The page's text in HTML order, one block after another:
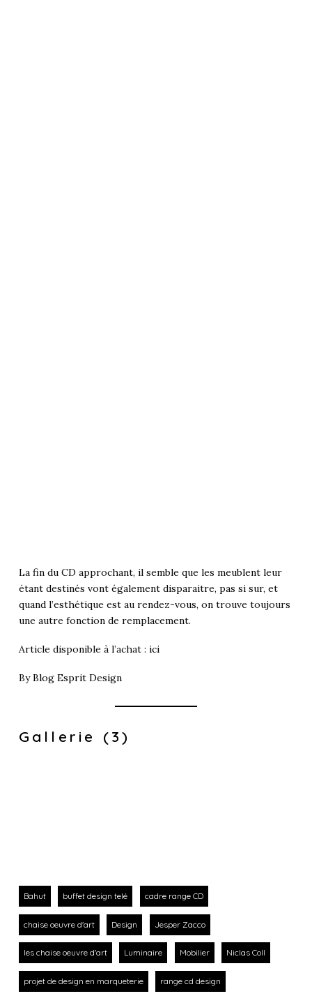
La fin du CD approchant, il semble que les meublent leur
étant destinés vont également disparaitre, pas si sur, et
quand l’esthétique est au rendez-vous, on trouve toujours
une autre fonction de remplacement.
Article disponible à l’achat : ici
ByBlog Esprit Design
Gallerie (3)
Bahut buffet design telé cadre range CD
chaise oeuvre d'art Design Jesper Zacco
les chaise oeuvre d'art Luminaire Mobilier Niclas Coll
projet de design en marqueterie range cd design